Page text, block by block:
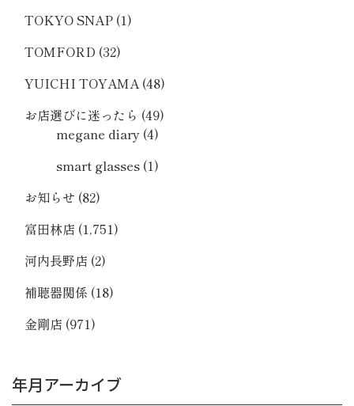
TOKYO SNAP (1)
TOMFORD (32)
YUICHI TOYAMA (48)
お店選びに迷ったら (49)
megane diary (4)
smart glasses (1)
お知らせ (82)
富田林店 (1,751)
河内長野店 (2)
補聴器関係 (18)
金剛店 (971)
年月アーカイブ